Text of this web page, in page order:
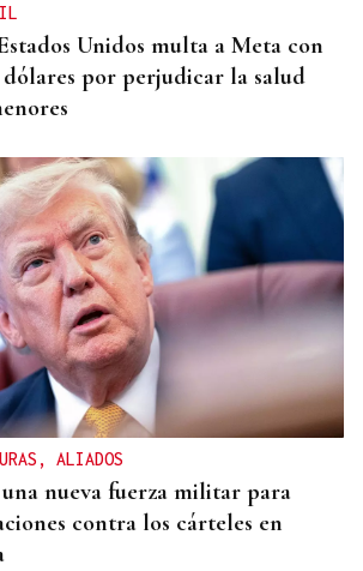
Unidos multa a Meta con
por perjudicar la salud
ALIADOS
nueva fuerza militar para
contra los cárteles en